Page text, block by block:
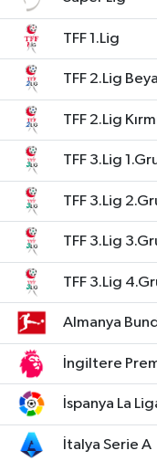
TFF 1.Lig
TFF 2.Lig
TFF 2.Lig
TFF 3.Lig
TFF 3.Lig
TFF 3.Lig
TFF 3.Lig
Almanya
İngiltere
İspanya La
İtalya Serie A
KÜLTÜR SANAT
YAŞAM
LIFE
SARIGÖL
SARUHANLI
SELENDİ
KIRKAĞAÇ
DEMİRCİ
KÖPRÜBAŞI
SOMA
KÖPRÜBAŞI
KULA
SALİHLİ
SARIGÖL
SARUHANLI
ŞEHZADELER
SOMA
TURGUTLU
YUNUSEMRE
EKONOMİ
EĞİTİM
KÜLTÜR
YAŞAM
LIFE
YAZARLAR
MANİSA'NIN
MANİSA'YI